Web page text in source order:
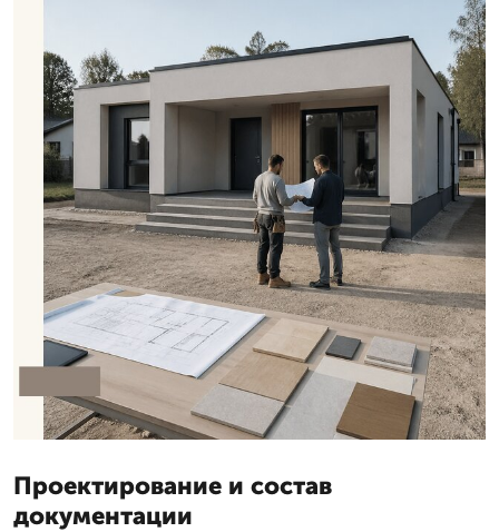
Проектирование и состав
документации